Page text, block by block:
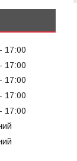
17:00
17:00
17:00
17:00
17:00